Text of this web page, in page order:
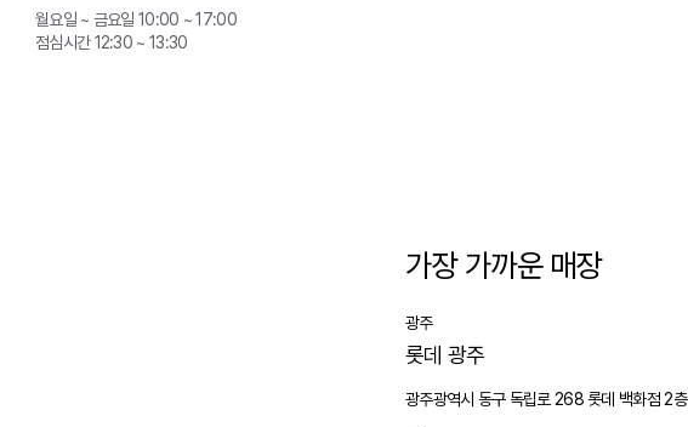
월요일 ~ 금요일 10:00 ~ 17:00
점심시간 12:30 ~ 13:30
가장 가까운 매장
광주
롯데 광주
광주광역시 동구 독립로 268 롯데 백화점 2층